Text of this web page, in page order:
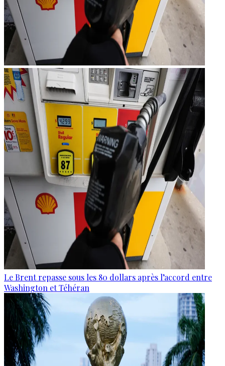
Le Brent repasse sous les 80 dollars après l’accord entre
Washington et Téhéran